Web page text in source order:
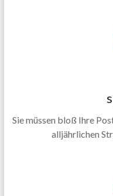
Sie müssen bloß Ihre
alljährlichen